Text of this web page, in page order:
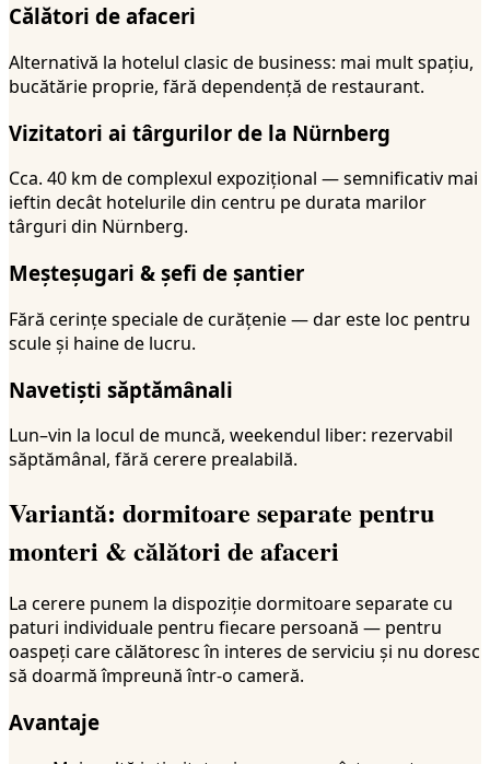
Călători de afaceri
Alternativă la hotelul clasic de business: mai mult spațiu,
bucătărie proprie, fără dependență de restaurant.
Vizitatori ai târgurilor de la Nürnberg
Cca. 40 km de complexul expozițional — semnificativ mai
ieftin decât hotelurile din centru pe durata marilor
târguri din Nürnberg.
Meșteșugari & șefi de șantier
Fără cerințe speciale de curățenie — dar este loc pentru
scule și haine de lucru.
Navetiști săptămânali
Lun–vin la locul de muncă, weekendul liber: rezervabil
săptămânal, fără cerere prealabilă.
Variantă: dormitoare separate pentru
monteri & călători de afaceri
La cerere punem la dispoziție dormitoare separate cu
paturi individuale pentru fiecare persoană — pentru
oaspeți care călătoresc în interes de serviciu și nu doresc
să doarmă împreună într-o cameră.
Avantaje